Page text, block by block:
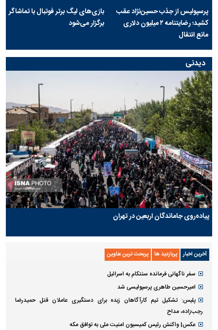
پرسپولیس از جذب حسین‌نژاد عقب
کشید؛ رضایتنامه ۲ میلیون دلاری
مانع انتقال
بازی‌های لیگ برتر فوتبال با تماشاگر
برگزار می‌شود
دیدنی
پیاده‌روی جاماندگان اربعین در تهران
آخرین اخبار پربازدید ها پربحث ترین عناوین
سفر ناگهانی فرمانده سنتکام به اسرائیل
امیرحسین طاهری پرسپولیسی شد
پلیس: تشکیل تیم کارآگاهان زبده برای دستگیری عاملان قتل حمیدرضا
رجب‌زاده، مداح
عکس| واکنش رئیس کمیسیون امنیت ملی به توافق مکه